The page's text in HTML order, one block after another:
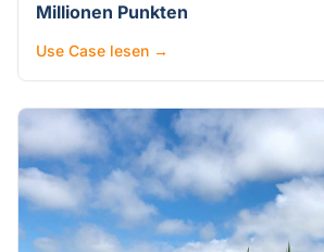
Millionen Punkten
Use Case lesen →